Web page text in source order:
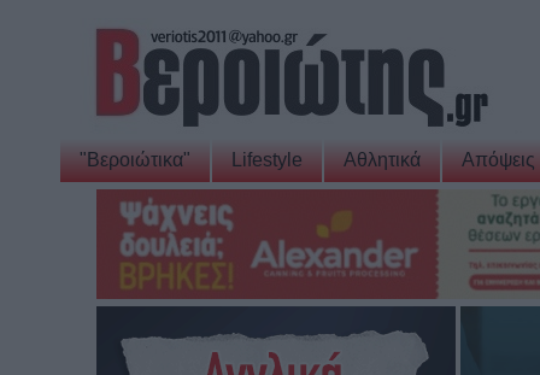
"Βεροιώτικα" Lifestyle Αθλητικά Απόψεις